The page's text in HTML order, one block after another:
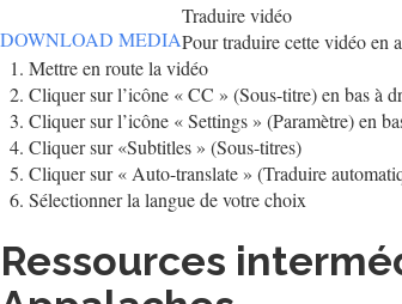
DOWNLOAD MEDIA
Traduire vidéo
Pour traduire cette vidéo en
Mettre en route la vidéo
Cliquer sur l’icône « CC » (Sous-titre) en bas à
Cliquer sur l’icône « Settings » (Paramètre) en
Cliquer sur «Subtitles » (Sous-titres)
Cliquer sur « Auto-translate » (Traduire
Sélectionner la langue de votre choix
Ressources